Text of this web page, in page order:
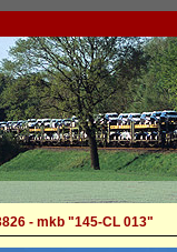
- mkb "145-CL 013"